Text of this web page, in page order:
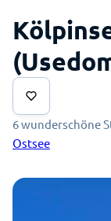
6 wunderschöne
Ostsee